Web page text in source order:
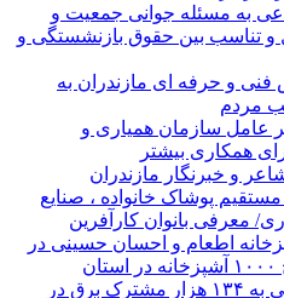
به مسئله جوانی جمعیت و
تناسب بین حقوق بازنشستگی و
فنی و حرفه ای مازندران به
مردم
عامل سازمان همیاری و
همکاری بیشتر
و خبرنگار مازندران
پوشاک خانواده ، صنایع
معرفی بانوان کارآفرین
اطعام و احسان حسینی در
پرداخت پاداش صرفه جویی به ۱۳۴ هزار مشترک برق در